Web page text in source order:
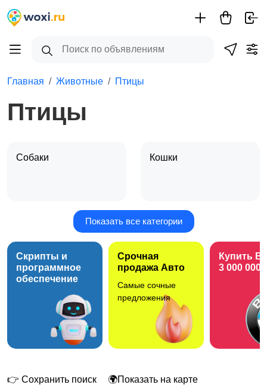
Главная Животные Птицы
Птицы
Собаки Кошки
Грызуны
С/х животные
1
Показать все категории
Скрипты и
программное
обеспечение
Срочная
продажа Авто
Самые сочные
предложения
Купить
3 000 000
👉 Сохранить поиск 🌍Показать на карте